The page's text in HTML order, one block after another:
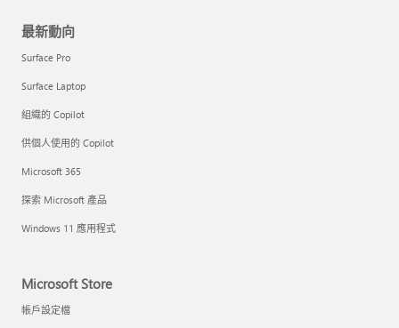
最新動向
Surface Pro
Surface Laptop
組織的 Copilot
供個人使用的 Copilot
Microsoft 365
探索 Microsoft 產品
Windows 11 應用程式
Microsoft Store
帳戶設定檔